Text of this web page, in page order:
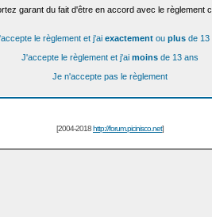
garant du fait d'être en accord avec le règlement
le règlement et j'ai exactementou plusde 13
J'accepte le règlement et j'ai moins de 13 ans
Je n'accepte pas le règlement
[2004-2018http://forum.picinisco.net]